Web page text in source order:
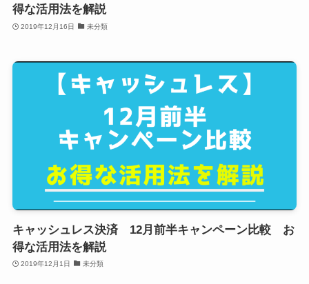
得な活用法を解説
2019年12月16日 未分類
キャッシュレス決済 12月前半キャンペーン比較 お
得な活用法を解説
2019年12月1日 未分類